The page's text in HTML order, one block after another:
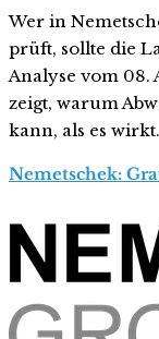
Wer in
prüft, sollte die
Analyse vom 08.
zeigt, warum
kann, als es wirkt.
Nemetschek: